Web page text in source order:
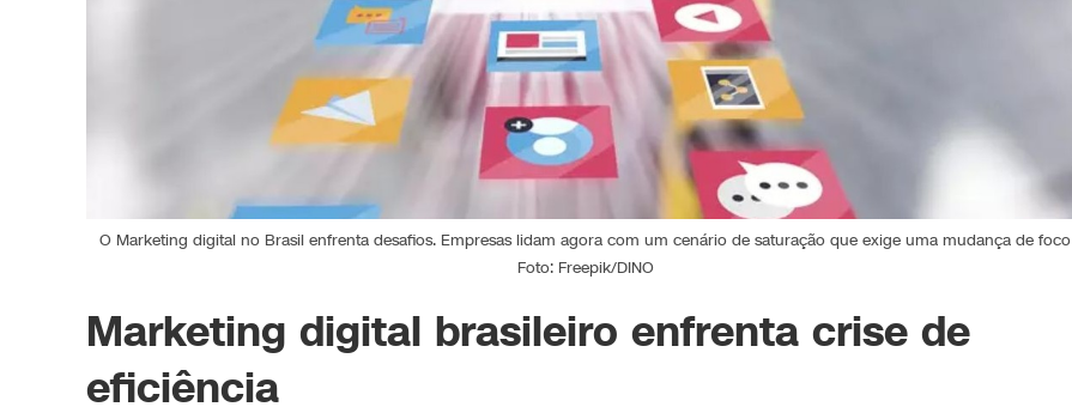
O Marketing digital no Brasil enfrenta desafios. Empresas lidam agora com um cenário de saturação que exige uma mudança de foco
Foto: Freepik/DINO
Marketing digital brasileiro enfrenta crise de
eficiência